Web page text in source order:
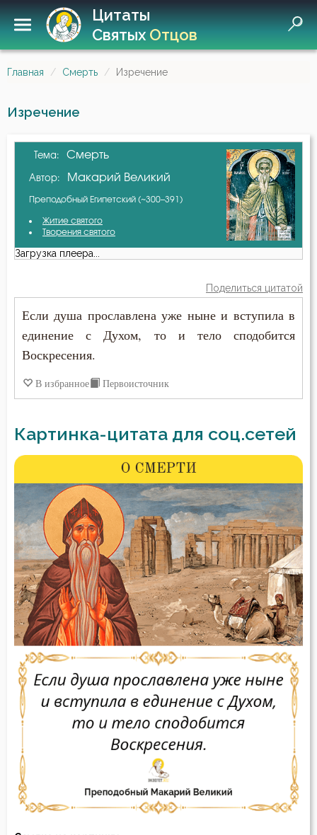
Цитаты
СвятыхОтцов
Главная Смерть Изречение
Изречение
Тема: Смерть
Автор: Макарий Великий
Преподобный Египетский (~300–391)
Житие святого
Творения святого
Загрузка плеера...
Поделиться цитатой
Если душа прославлена уже ныне и вступила в
единение с Духом, то и тело сподобится
Воскресения.
В избранное Первоисточник
Картинка-цитата для соц.сетей